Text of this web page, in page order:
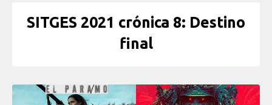
SITGES 2021 crónica 8: Destino
final